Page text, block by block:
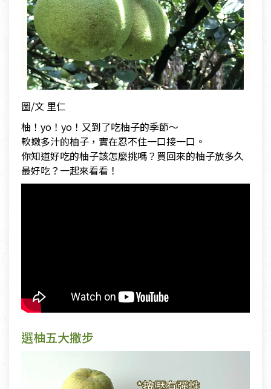
圖/文 里仁
柚！yo！yo！又到了吃柚子的季節～
軟嫩多汁的柚子，實在忍不住一口接一口。
你知道好吃的柚子該怎麼挑嗎？買回來的柚子放多久
最好吃？一起來看看！
選柚五大撇步